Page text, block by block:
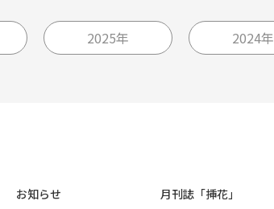
2025年 2024年
お知らせ
月刊誌「挿花」